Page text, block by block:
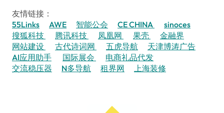
友情链接：
55Links
AWE 智能公会 CE CHINA
sinoces
搜狐科技
腾讯科技 凤凰网 果壳
金融界
网站建设
古代诗词网 五虎导航
天津博涛广告
AI应用助手
国际展会
电商礼品代发
交流稳压器
N多导航 租界网 上海装修